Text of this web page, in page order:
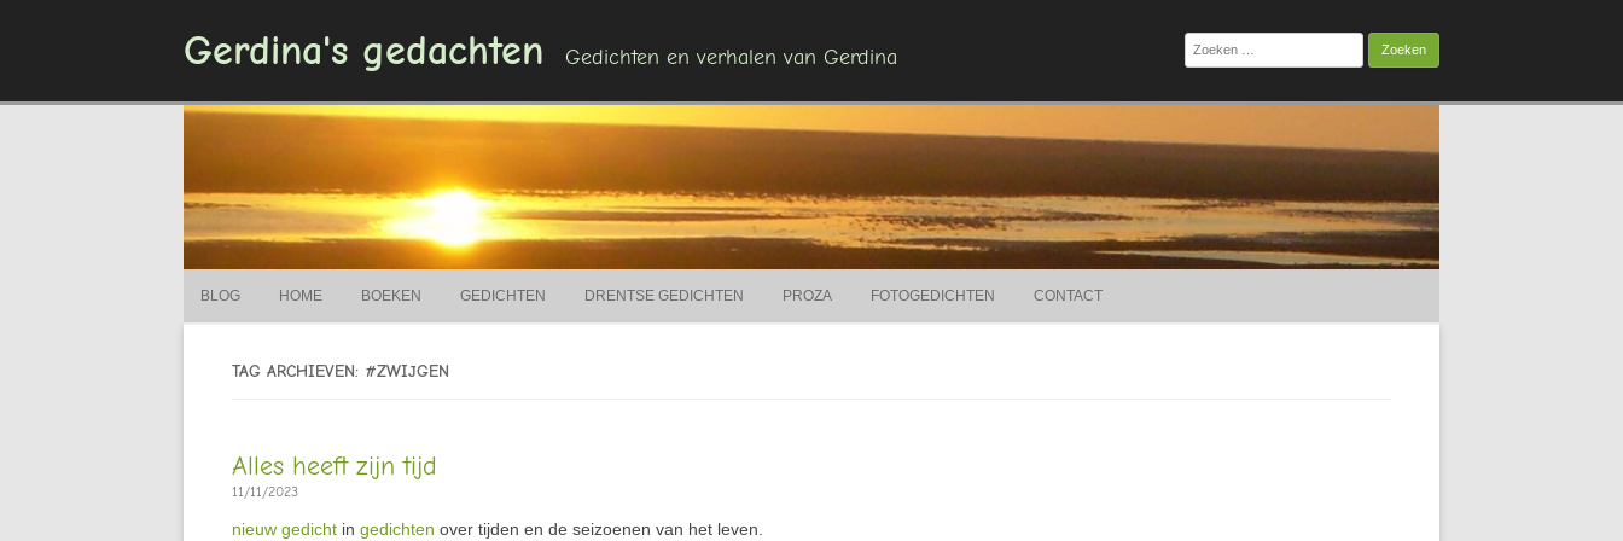
Gerdina's gedachten Gedichten en verhalen van Gerdina
Zoeken
naar:
BLOG HOME BOEKEN GEDICHTEN DRENTSE GEDICHTEN PROZA FOTOGEDICHTEN CONTACT
TAG ARCHIEVEN: #ZWIJGEN
Alles heeft zijn tijd
11/11/2023
nieuw gedicht in gedichten over tijden en de seizoenen van het leven.